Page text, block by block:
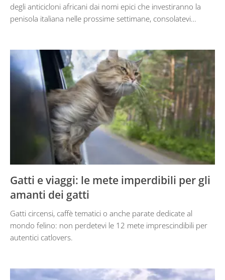
degli anticicloni africani dai nomi epici che investiranno la
penisola italiana nelle prossime settimane, consolatevi…
Gatti e viaggi: le mete imperdibili per gli
amanti dei gatti
Gatti circensi, caffè tematici o anche parate dedicate al
mondo felino: non perdetevi le 12 mete imprescindibili per
autentici catlovers.